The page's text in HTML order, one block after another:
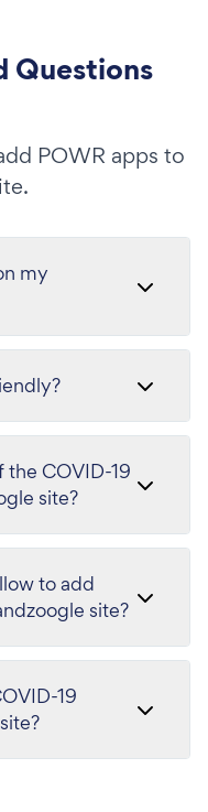
Questions
POWR apps to
my
the COVID-19
site?
to add
site?
19